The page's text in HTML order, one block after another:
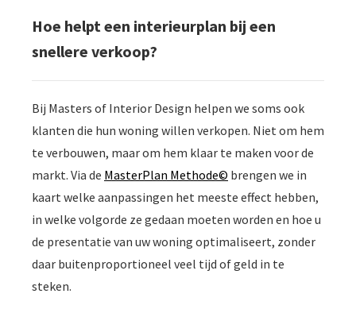
Hoe helpt een interieurplan bij een
snellere verkoop?
Bij Masters of Interior Design helpen we soms ook
klanten die hun woning willen verkopen. Niet om hem
te verbouwen, maar om hem klaar te maken voor de
markt. Via de MasterPlan Methode© brengen we in
kaart welke aanpassingen het meeste effect hebben,
in welke volgorde ze gedaan moeten worden en hoe u
de presentatie van uw woning optimaliseert, zonder
daar buitenproportioneel veel tijd of geld in te
steken.